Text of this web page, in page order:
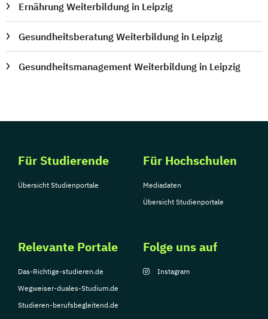
Ernährung Weiterbildung in Leipzig
Gesundheitsberatung Weiterbildung in Leipzig
Gesundheitsmanagement Weiterbildung in Leipzig
Für Studierende
Übersicht Studienportale
Für Hochschulen
Mediadaten
Übersicht Studienportale
Relevante Portale
Das-Richtige-studieren.de
Wegweiser-duales-Studium.de
Studieren-berufsbegleitend.de
Folge uns auf
Instagram